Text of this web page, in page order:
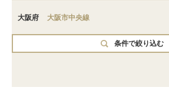
大阪府 大阪市中央線
条件で絞り込む